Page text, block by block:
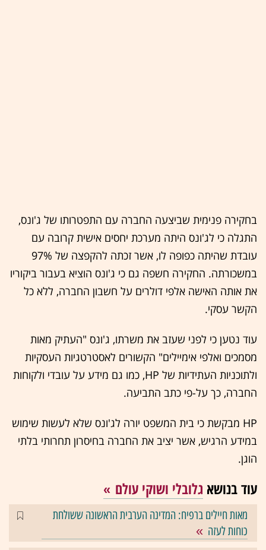
בחקירה פנימית שביצעה החברה עם התפטרותו של ג'ונס,
התגלה כי לג'ונס היתה מערכת יחסים אישית קרובה עם
עובדת שהיתה כפופה לו, אשר זכתה להקפצה של 97%
במשכורתה. החקירה חשפה גם כי ג'ונס הוציא בעבור ביקוריו
את אותה האישה אלפי דולרים על חשבון החברה, ללא כל
הקשר עסקי.
עוד נטען כי לפני שעזב את משרתו, ג'ונס "העתיק מאות
מסמכים ואלפי אימיילים" הקשורים לאסטרטגיות העסקיות
ולתוכניות העתידיות של HP, כמו גם מידע על עובדי ולקוחות
החברה, כך על-פי כתב התביעה.
HP מבקשת כי בית המשפט יורה לג'ונס שלא לעשות שימוש
במידע הרגיש, אשר יציב את החברה בחיסרון תחרותי בלתי
הוגן.
עוד בנושא גלובלי ושוקי עולם
מאות חיילים ברפיח: המדינה הערבית הראשונה ששולחת
כוחות לעזה